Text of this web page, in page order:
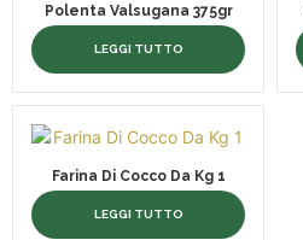
Polenta Valsugana 375gr
LEGGI TUTTO
Farina Di Cocco Da Kg 1
LEGGI TUTTO